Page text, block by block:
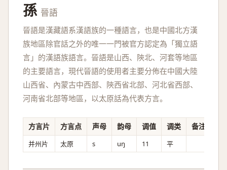
孫 晉語
晉語是漢藏語系漢語族的一種語言，也是中國北方漢
族地區除官話之外的唯一一門被官方認定為「獨立語
言」的漢語族語言。晉語是山西、陝北、河套等地區
的主要語言，現代晉語的使用者主要分佈在中國大陸
山西省、內蒙古中西部、陝西省北部、河北省西部、
河南省北部等地區，以太原話為代表方言。
方言片 方言点 声母 韵母 调值 调类 备注
并州片 太原 s uŋ 11 平